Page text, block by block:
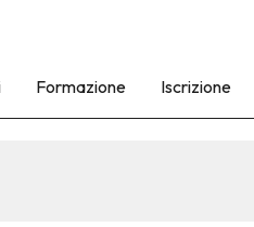
Formazione Iscrizione